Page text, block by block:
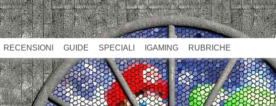
RECENSIONI GUIDE SPECIALI IGAMING RUBRICHE